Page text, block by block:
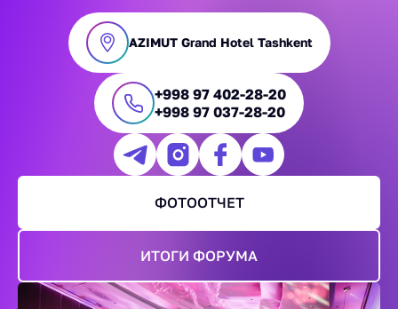
AZIMUT Grand Hotel Tashkent
+998 97 402-28-20
+998 97 037-28-20
ФОТООТЧЕТ
ИТОГИ ФОРУМА